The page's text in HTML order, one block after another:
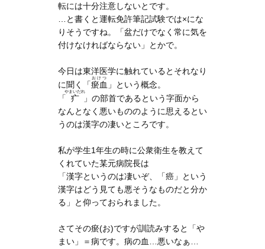
転には十分注意しないとです。
…と書くと運転免許筆記試験では×にな
りそうですね。「盆だけでなく常に気を
付けなければならない」とかで。
今日は東洋医学に触れているとそれなり
に聞く「瘀血
おけつ
」という概念。
「
疒
やまいだれ
」の部首であるという字面から
なんとなく悪いもののように思えるとい
うのは漢字の凄いところです。
私が学生1年生の時に公衆衛生を教えて
くれていた某元病院長は
「漢字というのは凄いぞ、「癌」という
漢字はどう見ても悪そうなものだと分か
る」と仰っておられました。
さてその瘀(お)ですが訓読みすると「や
まい」＝病です。病の血…悪いなぁ…